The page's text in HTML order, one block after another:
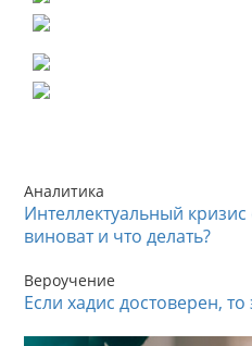
Аналитика
Интеллектуальный
виноват и что делать?
Вероучение
Если хадис достоверен,